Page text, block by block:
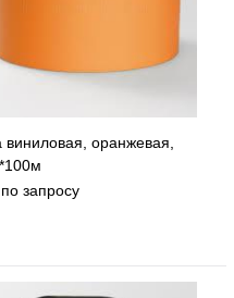
виниловая, оранжевая,
запросу